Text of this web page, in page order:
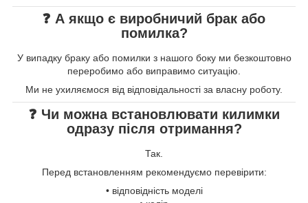
❓ А якщо є виробничий брак або
помилка?
У випадку браку або помилки з нашого боку ми безкоштовно
переробимо або виправимо ситуацію.
Ми не ухиляємося від відповідальності за власну роботу.
❓ Чи можна встановлювати килимки
одразу після отримання?
Так.
Перед встановленням рекомендуємо перевірити:
• відповідність моделі